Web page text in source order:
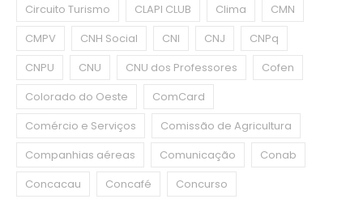
Circuito Turismo
CLAPI CLUB Clima
CMN
CMPV
CNH Social CNI CNJ
CNPq
CNPU
CNU CNU dos Professores
Cofen
Colorado do Oeste
ComCard
Comércio e Serviços
Comissão de Agricultura
Companhias aéreas
Comunicação
Conab
Concacau
Concafé
Concurso